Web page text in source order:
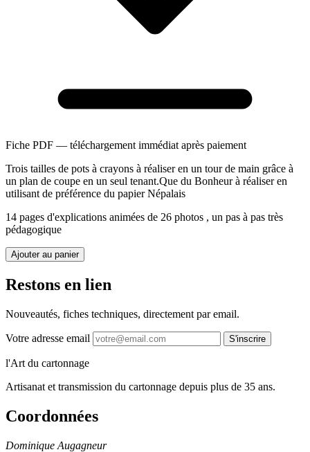
Fiche PDF — téléchargement immédiat après paiement
Trois tailles de pots à crayons à réaliser en un tour de main grâce à
un plan de coupe en un seul tenant.Que du Bonheur à réaliser en
utilisant de préférence du papier Népalais
14 pages d'explications animées de 26 photos , un pas à pas très
pédagogique
Ajouter au panier
Restons en lien
Nouveautés, fiches techniques, directement par email.
Votre adresse email S'inscrire
l'Art du cartonnage
Artisanat et transmission du cartonnage depuis plus de 35 ans.
Coordonnées
Dominique Augagneur